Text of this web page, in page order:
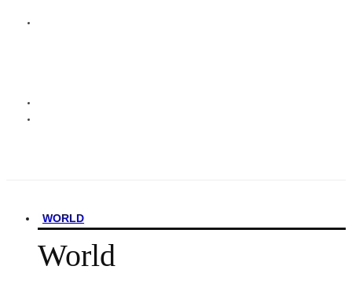
WORLD
World